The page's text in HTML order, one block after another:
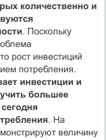
количественно и
. Поскольку
рост инвестиций
потребления.
инвестиции и
большее
. На
вели­чину